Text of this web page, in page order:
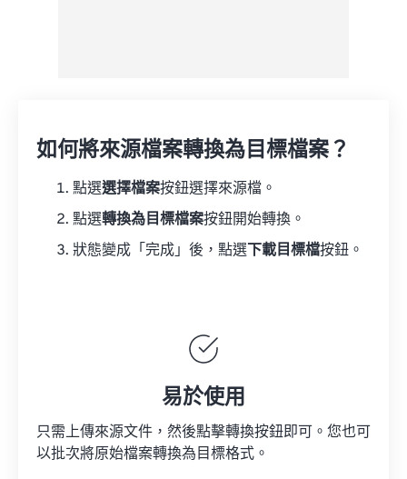
如何將來源檔案轉換為目標檔案？
點選選擇檔案按鈕選擇來源檔。
點選轉換為目標檔案按鈕開始轉換。
狀態變成「完成」後，點選 下載目標檔按鈕。
易於使用
只需上傳來源文件，然後點擊轉換按鈕即可。您也可
以批次將原始檔案轉換為目標格式。